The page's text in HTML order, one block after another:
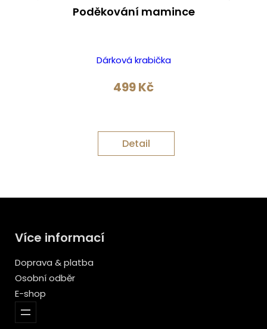
Poděkování mamince
Dárková krabička
499Kč
Detail
Více informací
Doprava & platba
Osobní odběr
E-shop